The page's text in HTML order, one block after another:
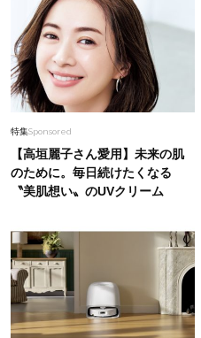
特集Sponsored
【高垣麗子さん愛用】未来の肌
のために。毎日続けたくなる
〝美肌想い〟のUVクリーム